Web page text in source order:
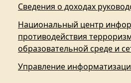
Сведения о доходах
Национальный центр
противодействия
образовательной среде и
Управление